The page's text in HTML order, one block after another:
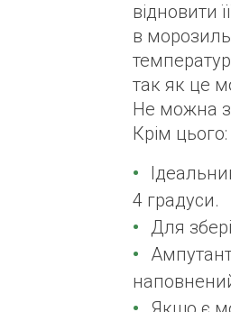
відновити
в
так як це
Не можна
Крім цього:
4 градуси.
Для